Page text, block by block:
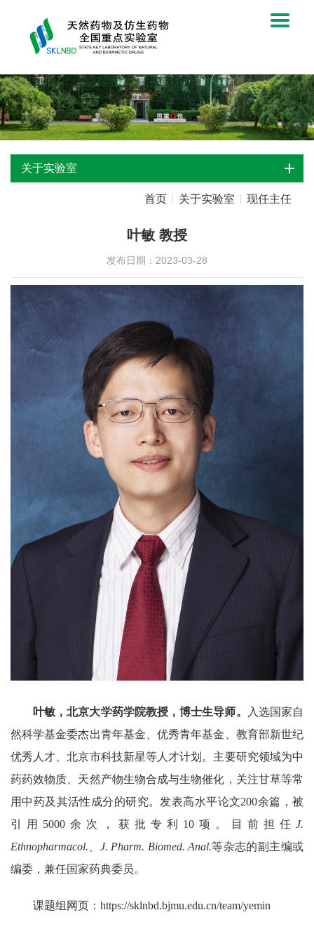
关于实验室
首页 关于实验室 现任主任
叶敏 教授
发布日期：2023-03-28
叶敏，北京大学药学院教授，博士生导师。
入选国家自
然科学基金委杰出青年基金、优秀青年基金、教育部新世纪
优秀人才、北京市科技新星等人才计划。主要研究领域为中
药药效物质、天然产物生物合成与生物催化，关注甘草等常
用中药及其活性成分的研究。发表高水平论文200余篇，被
引用 5000 余次，获批专利 10 项。目前担任 J.
Ethnopharmacol.
J. Pharm. Biomed. Anal.等杂志的副主编或
编委，兼任国家药典委员。
课题组网页： https://sklnbd.bjmu.edu.cn/team/yemin